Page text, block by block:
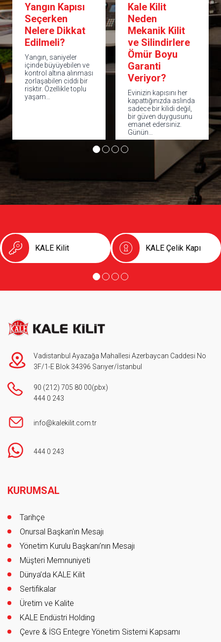
Kale Kilit
Neden
Mekanik Kilit
ve Silindirlere
Ömür Boyu
Garanti
Veriyor?
Evinizin kapısını her
kapattığınızda aslında
Çelik Kapı
Seçim Rehberi:
En Doğru
Kapıyı Nasıl
Seçersiniz?|
Kale 6. Seviye
Çelik Kapı
Evimizin ya da iş
yerimizin güvenliği
kapıda başlar. Doğru
çelik kapı; hırsızlığa
karşı caydırıcılık,
sessiz ve…
KALE Kilit KALE Çelik Kapı
Vadistanbul Ayazağa Mahallesi Azerbaycan Caddesi No
3F/1-E Blok 34396 Sarıyer/İstanbul
90 (212) 705 80 00(pbx)
444 0 243
info@kalekilit.com.tr
444 0 243
KURUMSAL
Tarihçe
Onursal Başkan'ın Mesajı
Yönetim Kurulu Başkanı’nın Mesajı
Müşteri Memnuniyeti
Dünya’da KALE Kilit
Sertifikalar
Üretim ve Kalite
KALE Endüstri Holding
Çevre & İSG Entegre Yönetim Sistemi Kapsamı